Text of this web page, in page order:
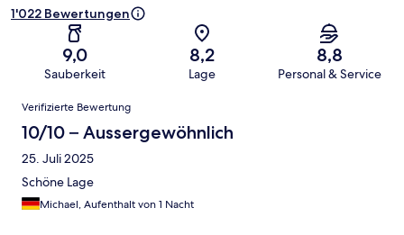
1'022 Bewertungen
9,0
Sauberkeit
8,2
Lage
8,8
Personal & Service
Bewertungen
Verifizierte Bewertung
10/10 – Aussergewöhnlich
25. Juli 2025
Schöne Lage
Michael, Aufenthalt von 1 Nacht